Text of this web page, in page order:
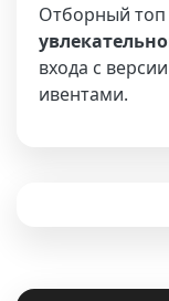
Отборный
входа с версии
ивентами.